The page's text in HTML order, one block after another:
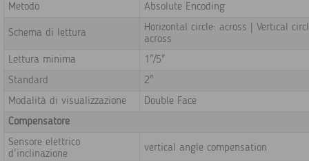
Metodo
Absolute Encoding
Schema di lettura
Horizontal circle: across | Vertical
across
Lettura minima
1"/5"
Standard
2"
Modalità di visualizzazione
Double Face
Compensatore
Sensore elettrico
d'inclinazione
vertical angle compensation